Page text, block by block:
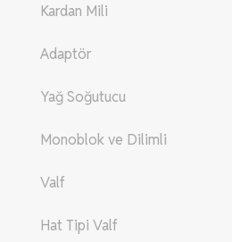
Kardan Mili
Adaptör
Yağ Soğutucu
Monoblok ve Dilimli
Valf
Hat Tipi Valf